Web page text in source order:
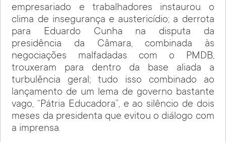
empresariado e trabalhadores instaurou o
clima de insegurança e austericídio; a derrota
para Eduardo Cunha na disputa da
presidência da Câmara, combinada às
negociações malfadadas com o PMDB,
trouxeram para dentro da base aliada a
turbulência geral; tudo isso combinado ao
lançamento de um lema de governo bastante
vago, “Pátria Educadora”, e ao silêncio de dois
meses da presidenta que evitou o diálogo com
a imprensa.